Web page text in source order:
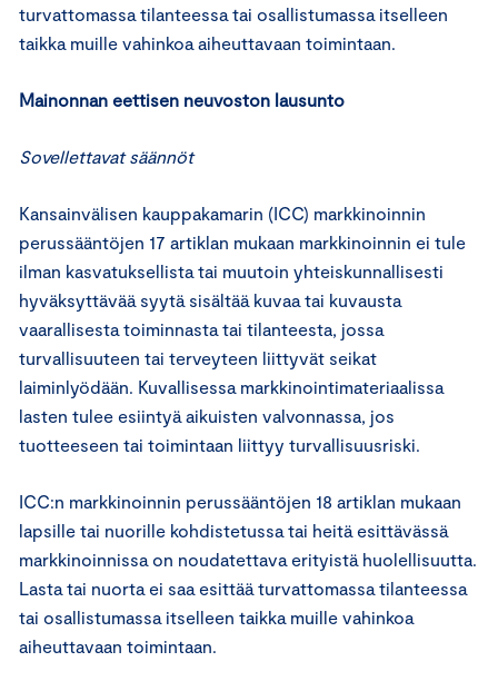
turvattomassa tilanteessa tai osallistumassa itselleen
taikka muille vahinkoa aiheuttavaan toimintaan.
Mainonnan eettisen neuvoston lausunto
Sovellettavat säännöt
Kansainvälisen kauppakamarin (ICC) markkinoinnin
perussääntöjen 17 artiklan mukaan markkinoinnin ei tule
ilman kasvatuksellista tai muutoin yhteiskunnallisesti
hyväksyttävää syytä sisältää kuvaa tai kuvausta
vaarallisesta toiminnasta tai tilanteesta, jossa
turvallisuuteen tai terveyteen liittyvät seikat
laiminlyödään. Kuvallisessa markkinointimateriaalissa
lasten tulee esiintyä aikuisten valvonnassa, jos
tuotteeseen tai toimintaan liittyy turvallisuusriski.
ICC:n markkinoinnin perussääntöjen 18 artiklan mukaan
lapsille tai nuorille kohdistetussa tai heitä esittävässä
markkinoinnissa on noudatettava erityistä huolellisuutta.
Lasta tai nuorta ei saa esittää turvattomassa tilanteessa
tai osallistumassa itselleen taikka muille vahinkoa
aiheuttavaan toimintaan.